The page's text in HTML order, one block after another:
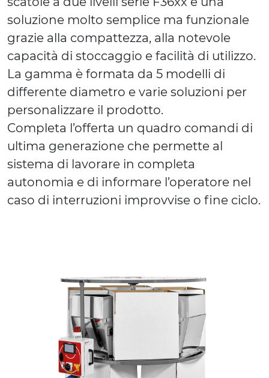
soluzione molto semplice ma funzionale
grazie alla compattezza, alla notevole
capacità di stoccaggio e facilità di utilizzo.
La gamma è formata da 5 modelli di
differente diametro e varie soluzioni per
personalizzare il prodotto.
Completa l’offerta un quadro comandi di
ultima generazione che permette al
sistema di lavorare in completa
autonomia e di informare l’operatore nel
caso di interruzioni improvvise o fine ciclo.